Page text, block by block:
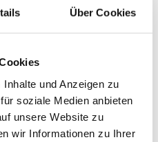
Über Cookies
und Anzeigen zu
soziale Medien anbieten
unsere Website zu
wir Informationen zu Ihrer
wurde beimVCÖ-
Smart
Radfahren